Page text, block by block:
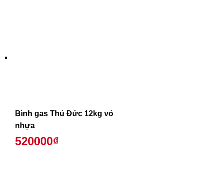
Bình gas Thủ Đức 12kg vỏ
nhựa
520000₫